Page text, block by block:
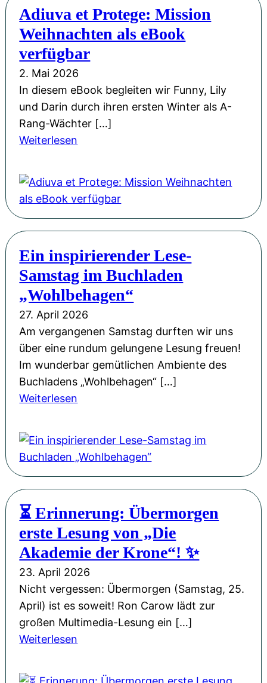
t
e
r
t
r
H
L
u
d
w
i
g
s
b
u
r
g
n
i
g
&
M
i
t
g
-
S
a
ß
!
:
U
n
s
e
r
A
u
t
r
F
o
r
i
n
M
ü
l
l
e
r
a
s
t
n
d
e
r
H
L
u
d
k
a
P
ö
f
f
e
n
t
l
i
c
h
t
M
u
s
-
g
l
e
„
M
a
n
Adiuva et Protege: Mission
Weihnachten als eBook
verfügbar
2. Mai 2026
In diesem eBook begleiten wir Funny, Lily
und Darin durch ihren ersten Winter als A-
Rang-Wächter […]
Weiterlesen
i
u
e
t
P
r
t
e
:
i
s
s
i
o
n
W
e
i
h
n
a
c
Ein inspirierender Lese-
Samstag im Buchladen
„Wohlbehagen“
27. April 2026
Am vergangenen Samstag durften wir uns
über eine rundum gelungene Lesung freuen!
Im wunderbar gemütlichen Ambiente des
Buchladens „Wohlbehagen“ […]
Weiterlesen
n
i
n
p
i
r
i
e
d
⏳ Erinnerung: Übermorgen
erste Lesung von „Die
Akademie der Krone“! ✨
23. April 2026
Nicht vergessen: Übermorgen (Samstag, 25.
April) ist es soweit! Ron Carow lädt zur
großen Multimedia-Lesung ein […]
Weiterlesen